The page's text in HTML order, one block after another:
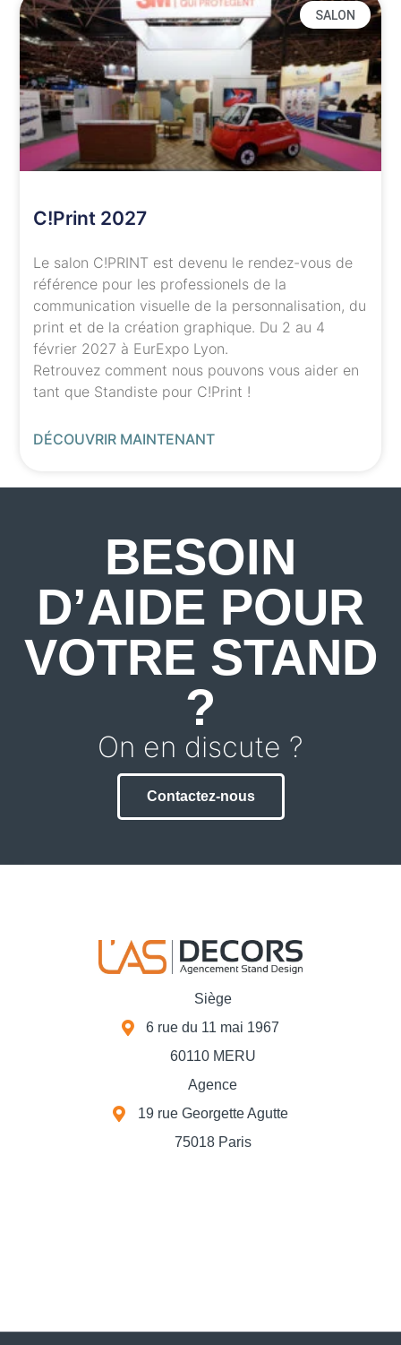
SALON
C!Print 2027
Le salon C!PRINT est devenu le rendez-vous de
référence pour les professionels de la
communication visuelle de la personnalisation, du
print et de la création graphique. Du 2 au 4
février 2027 à EurExpo Lyon.
Retrouvez comment nous pouvons vous aider en
tant que Standiste pour C!Print !
DÉCOUVRIR MAINTENANT
BESOIN
D’AIDE POUR
VOTRE STAND
?
On en discute ?
Contactez-nous
Siège
6 rue du 11 mai 1967
60110 MERU
Agence
19 rue Georgette Agutte
75018 Paris